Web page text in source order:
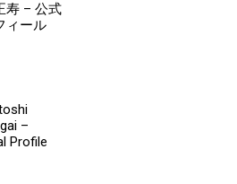
寿 – 公式
ィール
–
Profile